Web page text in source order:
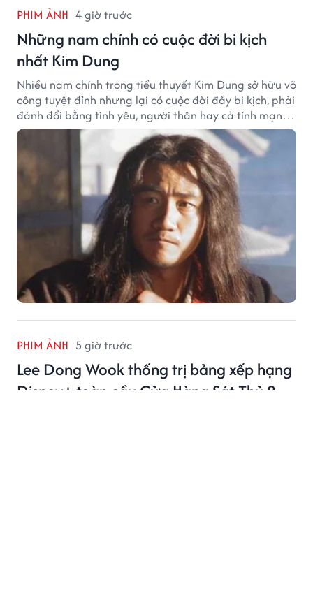
PHIM ẢNH 4 giờ trước
Những nam chính có cuộc đời bi kịch
nhất Kim Dung
Nhiều nam chính trong tiểu thuyết Kim Dung sở hữu võ
công tuyệt đỉnh nhưng lại có cuộc đời đầy bi kịch, phải
đánh đổi bằng tình yêu, người thân hay cả tính mạng,
khiến độc giả không khỏi tiếc nuối.
PHIM ẢNH 5 giờ trước
Lee Dong Wook thống trị bảng xếp hạng
Disney+ toàn cầu Cửa Hàng Sát Thủ 2